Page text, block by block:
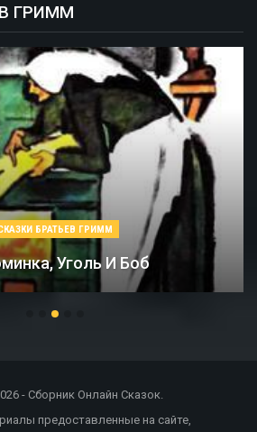
ГРИММ
БРАТЬЕВ ГРИММ
Уголь И Боб
- Сборник Онлайн Сказок.
предоставленные на сайте,